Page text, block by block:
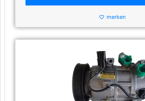
favorite_border merken